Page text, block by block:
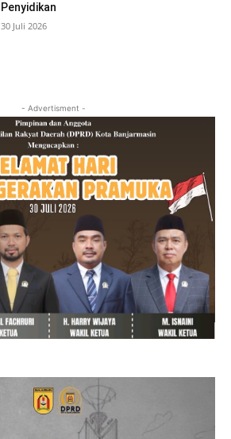
Penyidikan
30 Juli 2026
- Advertisment -